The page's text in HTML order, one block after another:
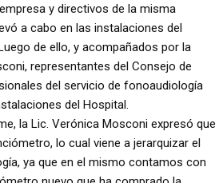
y directivos de la misma
a cabo en las instalaciones del
de ello, y acompañados por la
representantes del Consejo de
del servicio de fonoaudiología
del Hospital.
la Lic. Verónica Mosconi expresó que
lo cual viene a jerarquizar el
ya que en el mismo contamos con